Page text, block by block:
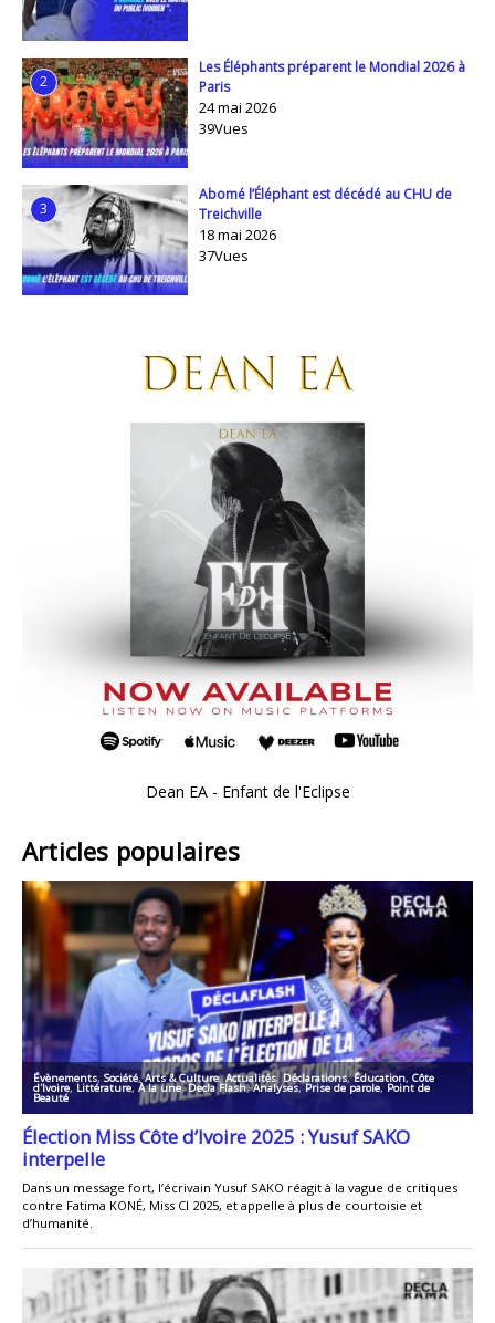
2
Les Éléphants préparent le Mondial 2026 à
Paris
24 mai 2026
39Vues
3
Abomé l’Éléphant est décédé au CHU de
Treichville
18 mai 2026
37Vues
Dean EA - Enfant de l'Eclipse
Articles populaires